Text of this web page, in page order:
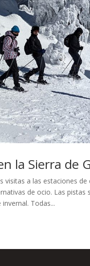
la Sierra de
visitas a las estaciones
de ocio. Las pistas
Todas...